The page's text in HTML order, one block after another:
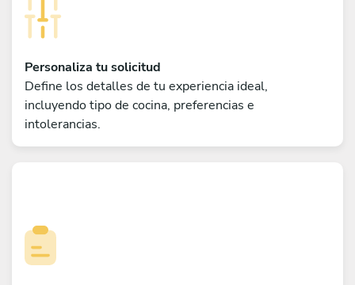
Personaliza tu solicitud
Define los detalles de tu experiencia ideal,
incluyendo tipo de cocina, preferencias e
intolerancias.